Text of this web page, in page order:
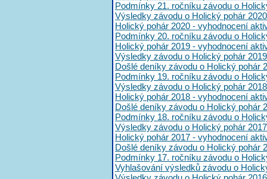
Podmínky 21. ročníku závodu o
Výsledky závodu o Holický pohár 2020
Holický pohár 2020 - vyhodnocení
Podmínky 20. ročníku závodu o
Holický pohár 2019 - vyhodnocení
Výsledky závodu o Holický pohár 2019
Došlé deníky závodu o Holický pohár
Podmínky 19. ročníku závodu o
Výsledky závodu o Holický pohár 2018
Holický pohár 2018 - vyhodnocení
Došlé deníky závodu o Holický pohár
Podmínky 18. ročníku závodu o
Výsledky závodu o Holický pohár 2017
Holický pohár 2017 - vyhodnocení
Došlé deníky závodu o Holický pohár
Podmínky 17. ročníku závodu o
Vyhlašování výsledků závodu o